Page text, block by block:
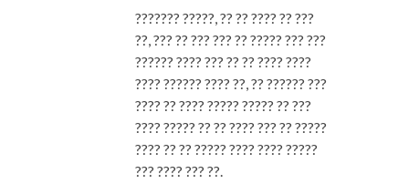
??????? ?????, ?? ?? ???? ?? ???
??, ??? ?? ??? ??? ?? ????? ??? ???
?????? ???? ??? ?? ?? ???? ????
???? ?????? ???? ??, ?? ?????? ???
???? ?? ???? ????? ????? ?? ???
???? ????? ?? ?? ???? ??? ?? ?????
???? ?? ?? ????? ???? ???? ?????
??? ???? ??? ??.